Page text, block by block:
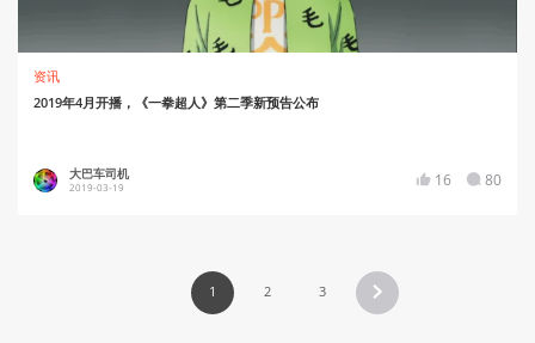
资讯
2019年4月开播，《一拳超人》第二季新预告公布
大巴车司机
2019-03-19 16 80
1 2 3